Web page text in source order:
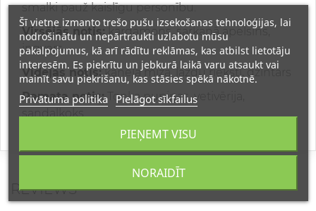
smalki pauž kaislīgu personību.
Virsējās notis:kardamons, sarkanā apelsīns,
ingvers
Vidējās notis:kanēļa miza, lazdu rieksti, dzintars
Pamata notis:Tonka pupiņas, vetivērija,
sandalkoks
REVIEWS
Šī vietne izmanto trešo pušu izsekošanas tehnoloģijas, lai
nodrošinātu un nepārtraukti uzlabotu mūsu
pakalpojumus, kā arī rādītu reklāmas, kas atbilst lietotāju
interesēm. Es piekrītu un jebkurā laikā varu atsaukt vai
mainīt savu piekrišanu, kas stāsies spēkā nākotnē.
Privātuma politika Pielāgot sīkfailus
NORAIDĪT
PIEŅEMT VISU